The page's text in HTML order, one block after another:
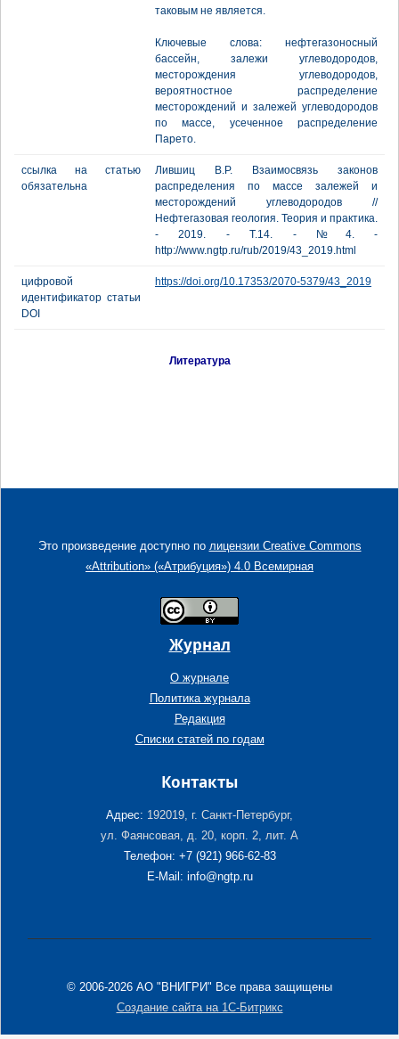
таковым не является.
Ключевые слова: нефтегазоносный
бассейн, залежи углеводородов,
месторождения углеводородов,
вероятностное распределение
месторождений и залежей углеводородов
по массе, усеченное распределение
Парето.
ссылка на статью
обязательна
Лившиц В.Р. Взаимосвязь законов
распределения по массе залежей и
месторождений углеводородов //
Нефтегазовая геология. Теория и практика.
- 2019. - Т.14. - №4. -
http://www.ngtp.ru/rub/2019/43_2019.html
цифровой
идентификатор статьи
DOI
https://doi.org/10.17353/2070-5379/43_2019
Литература
Это произведение доступно по лицензии Creative Commons
«Attribution» («Атрибуция») 4.0 Всемирная
Журнал
О журнале
Политика журнала
Редакция
Списки статей по годам
Контакты
Адрес: 192019, г. Санкт-Петербург,
ул. Фаянсовая, д. 20, корп. 2, лит. А
Телефон: +7 (921) 966-62-83
E-Mail: info@ngtp.ru
© 2006-2026 АО "ВНИГРИ" Все права защищены
Создание сайта на 1С-Битрикс